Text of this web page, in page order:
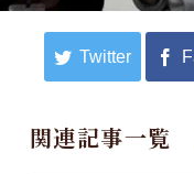
関連記事一覧